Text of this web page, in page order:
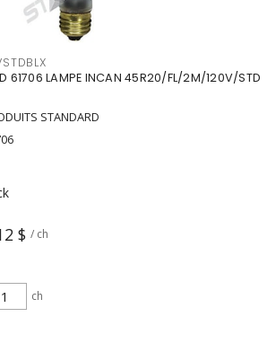
61706 LAMPE INCAN 45R20/FL/2M/120V/STD
STANDARD
$ / ch
ch